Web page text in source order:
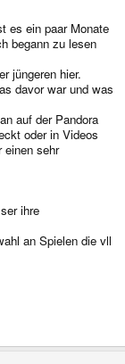
es ein paar Monate
begann zu lesen
jüngeren hier.
davor war und was
auf der Pandora
oder in Videos
einen sehr
ihre
an Spielen die vll